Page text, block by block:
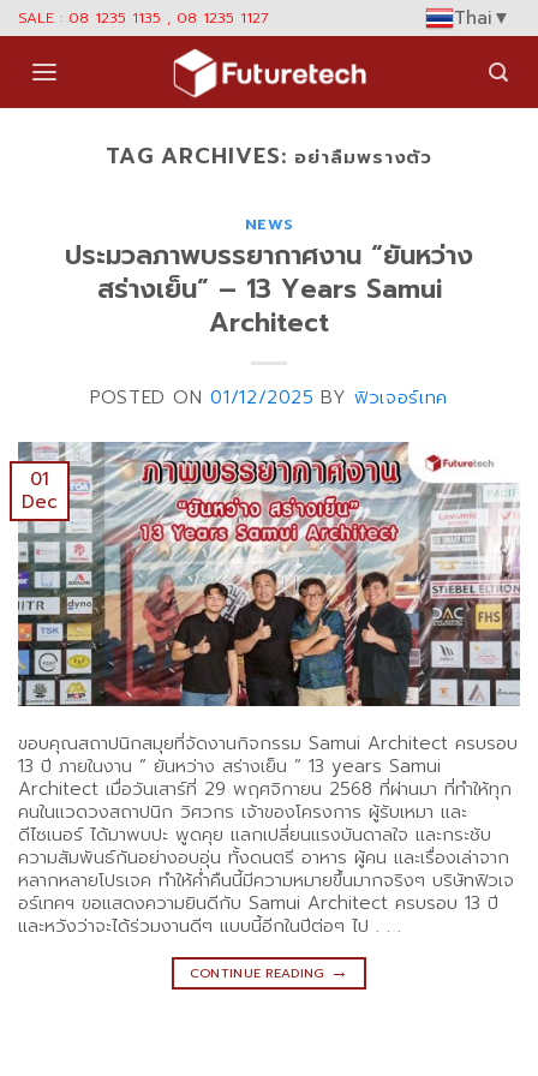
Skip
content
SALE : 08 1235 1135 , 08 1235 1127 Thai▼
TAG ARCHIVES: อย่าลืมพรางตัว
NEWS
ประมวลภาพบรรยากาศงาน “ยันหว่าง
สร่างเย็น” – 13 Years Samui
Architect
POSTED ON01/12/2025 BYฟิวเจอร์เทค
01
Dec
ขอบคุณสถาปนิกสมุยที่จัดงานกิจกรรม Samui Architect ครบรอบ
13 ปี ภายในงาน ” ยันหว่าง สร่างเย็น ” 13 years Samui
Architect เมื่อวันเสาร์ที่ 29 พฤศจิกายน 2568 ที่ผ่านมา ที่ทำให้ทุก
คนในแวดวงสถาปนิก วิศวกร เจ้าของโครงการ ผู้รับเหมา และ
ดีไซเนอร์ ได้มาพบปะ พูดคุย แลกเปลี่ยนแรงบันดาลใจ และกระชับ
ความสัมพันธ์กันอย่างอบอุ่น ทั้งดนตรี อาหาร ผู้คน และเรื่องเล่าจาก
หลากหลายโปรเจค ทำให้ค่ำคืนนี้มีความหมายขึ้นมากจริงๆ บริษัทฟิวเจ
อร์เทคฯ ขอแสดงความยินดีกับ Samui Architect ครบรอบ 13 ปี
และหวังว่าจะได้ร่วมงานดีๆ แบบนี้อีกในปีต่อๆ ไป . . .
CONTINUE READING →